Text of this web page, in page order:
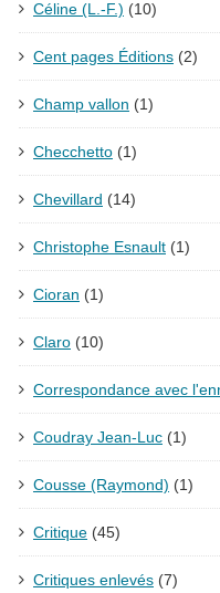
Céline (L.-F.) (10)
Cent pages Éditions (2)
Champ vallon (1)
Checchetto (1)
Chevillard (14)
Christophe Esnault (1)
Cioran (1)
Claro (10)
Correspondance avec
Coudray Jean-Luc (1)
Cousse (Raymond) (1)
Critique (45)
Critiques enlevés (7)